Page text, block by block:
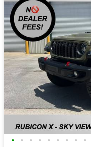
• • • • • • • • •